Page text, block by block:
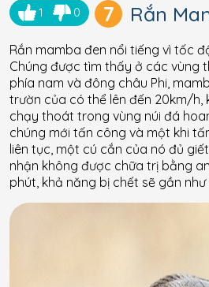
1 0 7 Rắn
Rắn mamba đen nổi tiếng vì tốc
Chúng được tìm thấy ở các vùng
phía nam và đông châu Phi,
trườn của có thể lên đến 20km/h,
chạy thoát trong vùng núi đá
chúng mới tấn công và một khi
liên tục, một cú cắn của nó đủ
nhận không được chữa trị bằng
phút, khả năng bị chết sẽ gần như